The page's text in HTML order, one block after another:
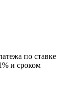
по ставке
и сроком